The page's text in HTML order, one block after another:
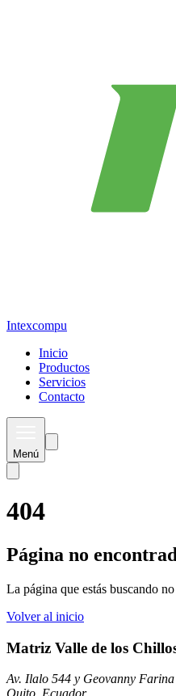
Intexcompu
Inicio
Productos
Servicios
Contacto
Menú
404
Página no
La página que estás buscando
Volver al inicio
Matriz Valle de los
Av. Ilalo 544 y Geovanny Farina